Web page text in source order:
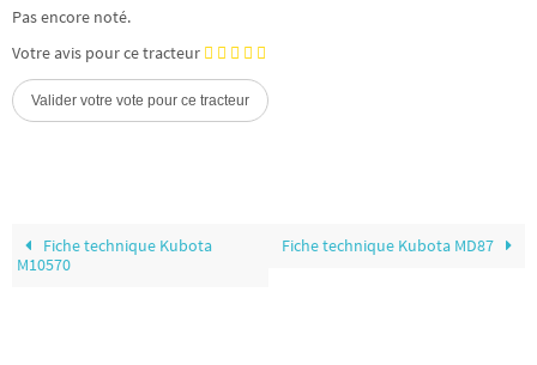
Pas encore noté.
Votre avis pour ce tracteur
Fiche technique Kubota
M10570
Fiche technique Kubota MD87